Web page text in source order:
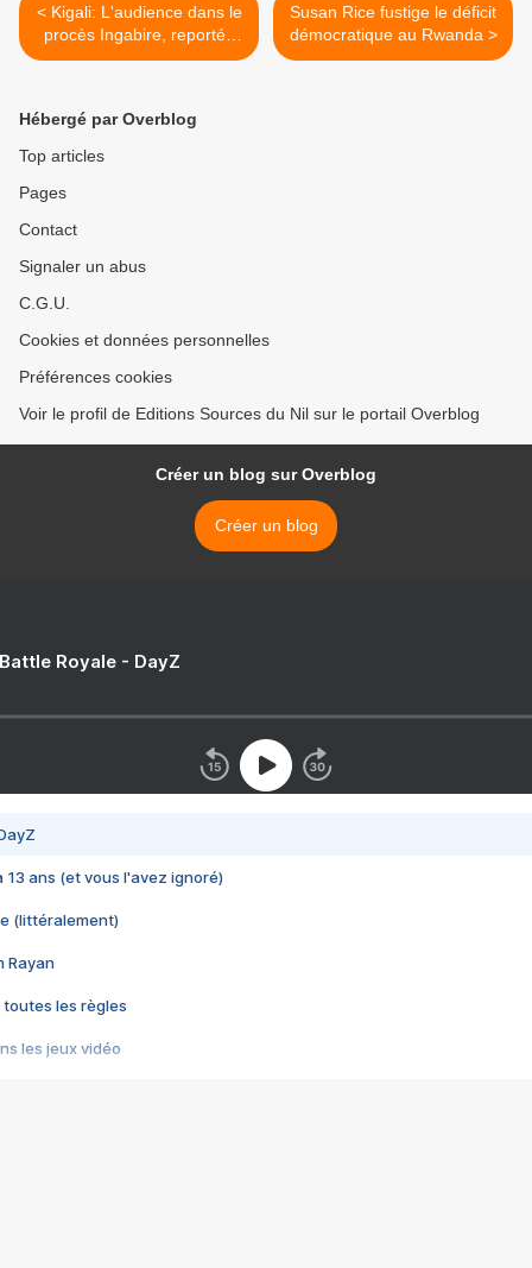
< Kigali: L'audience dans le
procès Ingabire, reportée
au 5 décembre
Susan Rice fustige le déficit
démocratique au Rwanda >
Hébergé par Overblog
Top articles
Pages
Contact
Signaler un abus
C.G.U.
Cookies et données personnelles
Préférences cookies
Voir le profil de Editions Sources du Nil sur le portail Overblog
Créer un blog sur Overblog
Créer un blog
Royale - DayZ
13 ans (et vous l'avez ignoré)
(littéralement)
Rayan
toutes les règles
les jeux vidéo